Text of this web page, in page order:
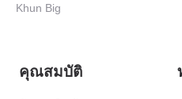
Khun Big
คุณสมบัติ